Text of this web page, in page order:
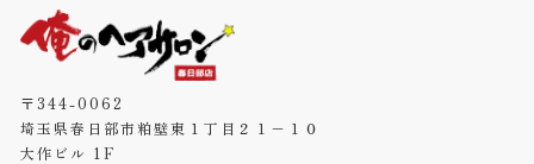
〒344-0062
埼玉県春日部市粕壁東１丁目２１−１０
大作ビル 1F